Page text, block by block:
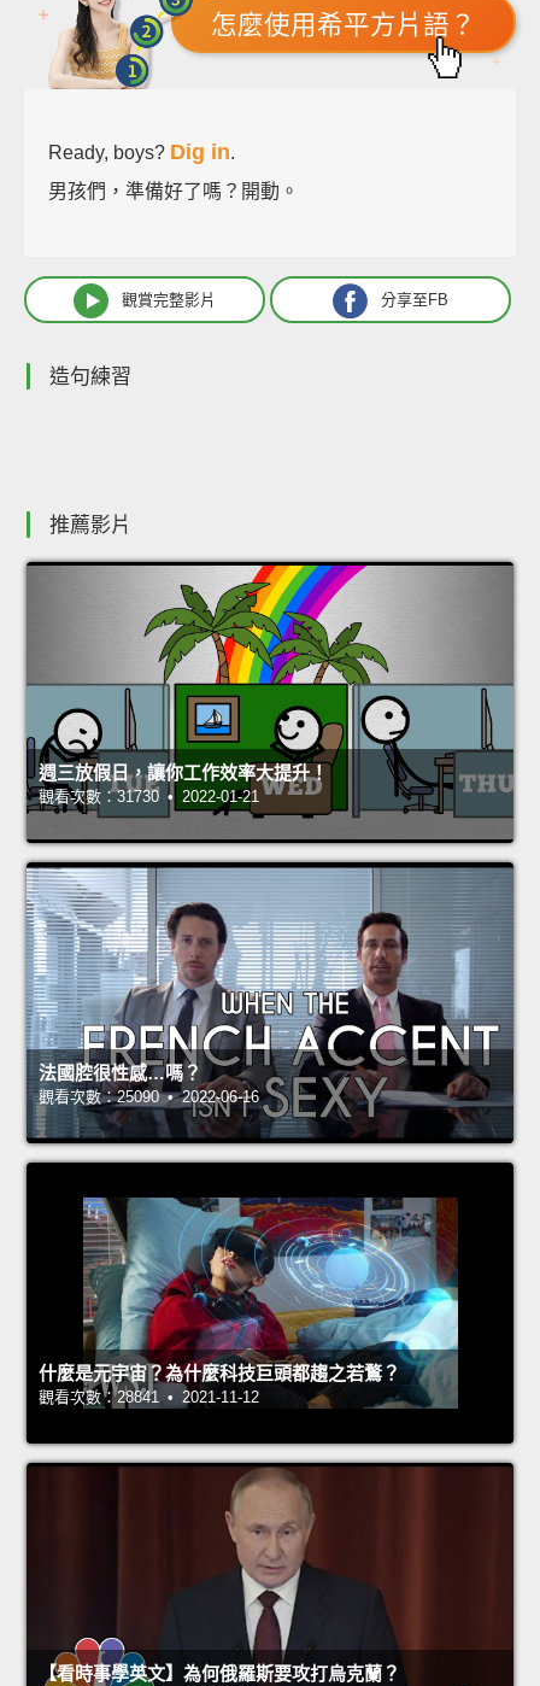
怎麼使用希平方片語？
Ready, boys? Dig in.
男孩們，準備好了嗎？開動。
觀賞完整影片 分享至FB
造句練習
推薦影片
週三放假日，讓你工作效率大提升！
觀看次數：31730 • 2022-01-21
法國腔很性感…嗎？
觀看次數：25090 • 2022-06-16
什麼是元宇宙？為什麼科技巨頭都趨之若鶩？
觀看次數：28841 • 2021-11-12
【看時事學英文】為何俄羅斯要攻打烏克蘭？